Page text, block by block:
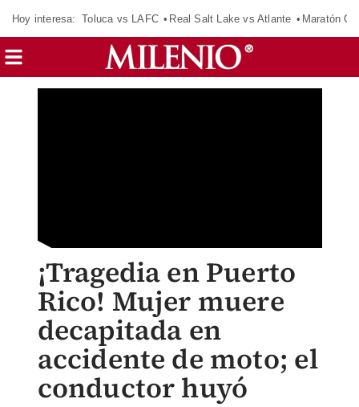
Hoy interesa: Toluca vs LAFC Real Salt Lake vs Atlante Maratón
¡Tragedia en Puerto
Rico! Mujer muere
decapitada en
accidente de moto; el
conductor huyó